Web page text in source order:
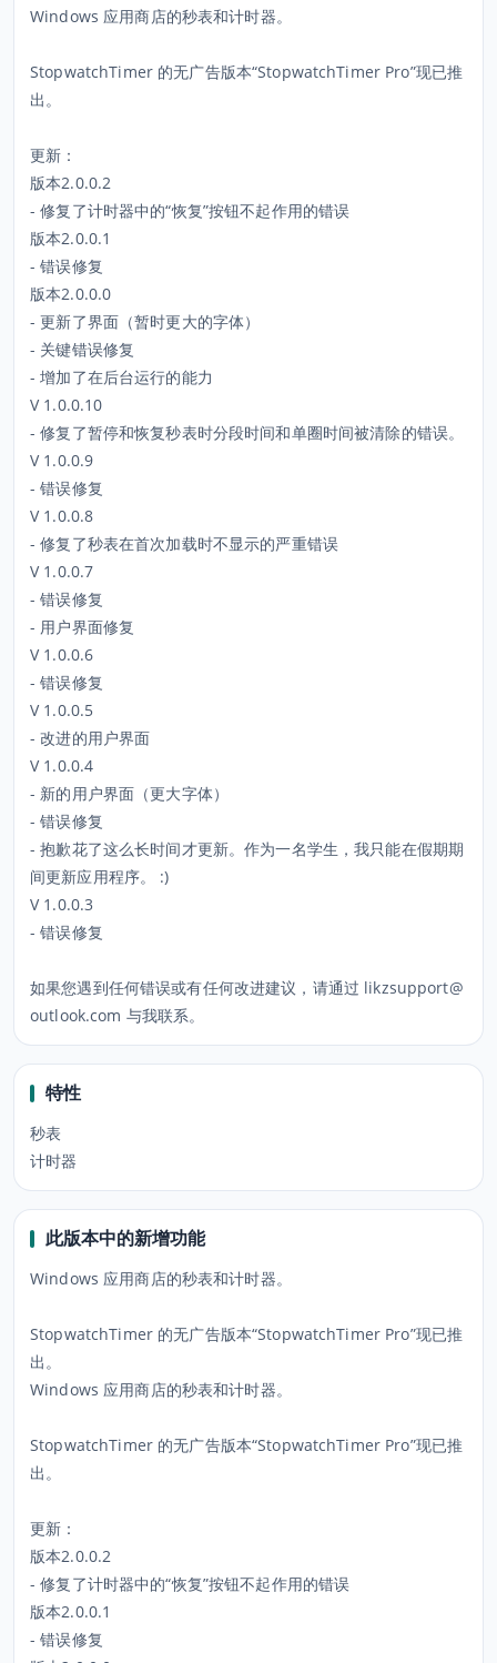
Windows 应用商店的秒表和计时器。
StopwatchTimer 的无广告版本“StopwatchTimer Pro”现已推
出。
更新：
版本2.0.0.2
- 修复了计时器中的“恢复”按钮不起作用的错误
版本2.0.0.1
- 错误修复
版本2.0.0.0
- 更新了界面（暂时更大的字体）
- 关键错误修复
- 增加了在后台运行的能力
V 1.0.0.10
- 修复了暂停和恢复秒表时分段时间和单圈时间被清除的错误。
V 1.0.0.9
- 错误修复
V 1.0.0.8
- 修复了秒表在首次加载时不显示的严重错误
V 1.0.0.7
- 错误修复
- 用户界面修复
V 1.0.0.6
- 错误修复
V 1.0.0.5
- 改进的用户界面
V 1.0.0.4
- 新的用户界面（更大字体）
- 错误修复
- 抱歉花了这么长时间才更新。作为一名学生，我只能在假期期
间更新应用程序。 :)
V 1.0.0.3
- 错误修复
如果您遇到任何错误或有任何改进建议，请通过 likzsupport@
outlook.com 与我联系。
特性
秒表
计时器
此版本中的新增功能
Windows 应用商店的秒表和计时器。
StopwatchTimer 的无广告版本“StopwatchTimer Pro”现已推
出。
Windows 应用商店的秒表和计时器。
StopwatchTimer 的无广告版本“StopwatchTimer Pro”现已推
出。
更新：
版本2.0.0.2
- 修复了计时器中的“恢复”按钮不起作用的错误
版本2.0.0.1
- 错误修复